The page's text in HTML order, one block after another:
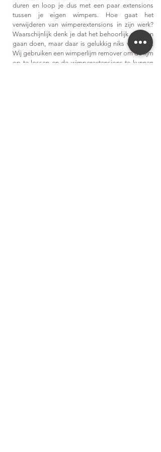
duren en loop je dus met een paar extensions
tussen je eigen wimpers. Hoe gaat het
verwijderen van wimperextensions in zijn werk?
Waarschijnlijk denk je dat het behoorlijk pijn kan
gaan doen, maar daar is gelukkig niks van waar.
Wij gebruiken een wimperlijm remover om de lijm
op te lossen en de wimperextensions te kunnen